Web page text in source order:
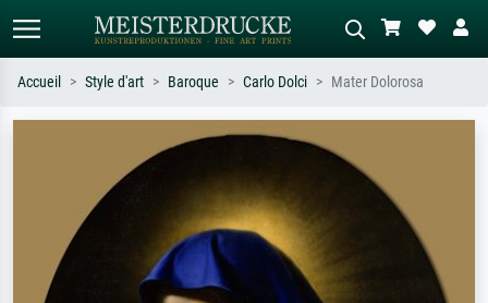
Recherche standard Recherche d'images IA
Recherchez par artiste, titre ou style –
ex. Monet, Nuit étoilée,
impressionnisme, vague de Hokusai,
Décrivez la scène – ex. prairie verte,
abstrait avec beaucoup de rouge,
tableau sombre, nu debout près d'un
Accueil Style d'art Baroque Carlo Dolci Mater Dolorosa